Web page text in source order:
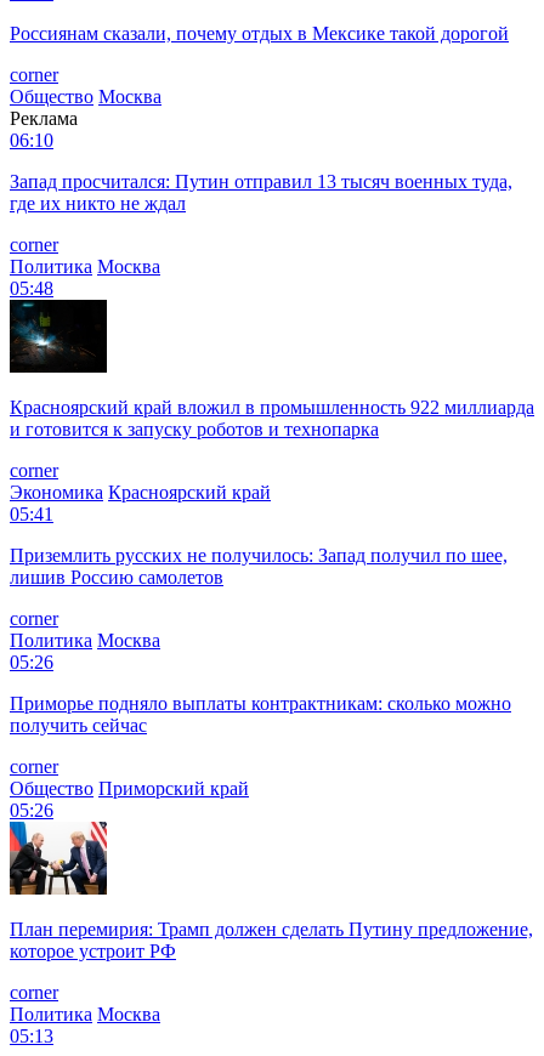
Россиянам сказали, почему отдых в Мексике такой дорогой
corner
Общество Москва
Реклама
06:10
Запад просчитался: Путин отправил 13 тысяч военных туда,
где их никто не ждал
corner
Политика Москва
05:48
Красноярский край вложил в промышленность 922 миллиарда
и готовится к запуску роботов и технопарка
corner
Экономика Красноярский край
05:41
Приземлить русских не получилось: Запад получил по шее,
лишив Россию самолетов
corner
Политика Москва
05:26
Приморье подняло выплаты контрактникам: сколько можно
получить сейчас
corner
Общество Приморский край
05:26
План перемирия: Трамп должен сделать Путину предложение,
которое устроит РФ
corner
Политика Москва
05:13